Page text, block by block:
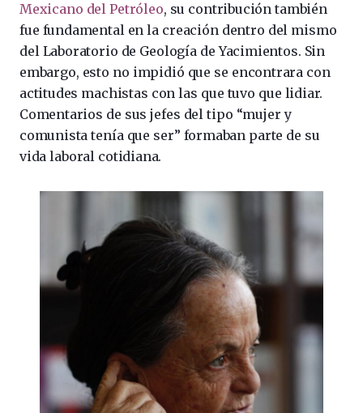
Mexicano del Petróleo, su contribución también
fue fundamental en la creación dentro del mismo
del Laboratorio de Geología de Yacimientos. Sin
embargo, esto no impidió que se encontrara con
actitudes machistas con las que tuvo que lidiar.
Comentarios de sus jefes del tipo “mujer y
comunista tenía que ser” formaban parte de su
vida laboral cotidiana.